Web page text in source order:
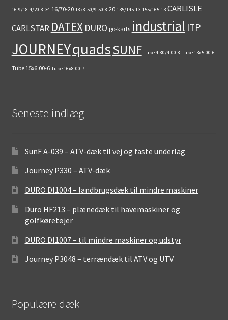
16.9/18.4/20.8-34 16/70-20 18x8.50/9.50-8 20 135/145-13 155/165-13 CARLISLE
CARLSTAR DATEX DURO go-karts industrial ITP
JOURNEYquadsSUNF Tube 4.80/4.00-8 Tube 13x5.00-6
Tube 15x6.00-6 Tube 16x8.00-7
Seneste indlæg
SunF A-039 – ATV-dæk til vej og faste underlag
Journey P330 – ATV-dæk
DURO DI1004 – landbrugsdæk til mindre maskiner
Duro HF213 – plænedæk til havemaskiner og
golfkøretøjer
DURO DI1007 – til mindre maskiner og udstyr
Journey P3048 – terrændæk til ATV og UTV
Populære dæk